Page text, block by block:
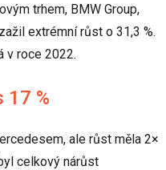
trhem, BMW Group,
extrémní růst o 31,3 %.
v roce 2022.
17 %
ale růst měla 2×
celkový nárůst